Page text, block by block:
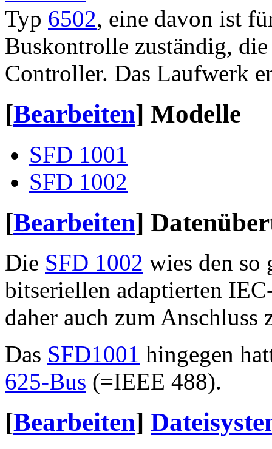
Typ 6502, eine davon ist
Buskontrolle zuständig,
Controller. Das Laufwerk
[Bearbeiten] Modelle
SFD 1001
SFD 1002
[Bearbeiten]
Die SFD 1002 wies den so
bitseriellen adaptierten
daher auch zum Anschluss
Das SFD1001 hingegen
625-Bus (=IEEE 488).
[Bearbeiten]